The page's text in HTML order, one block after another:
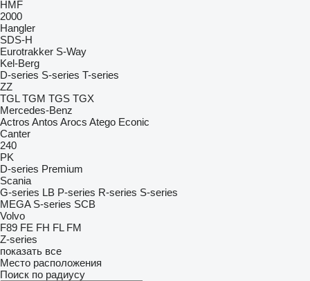
HMF
2000
Hangler
SDS-H
Eurotrakker S-Way
Kel-Berg
D-series S-series T-series
ZZ
TGL TGM TGS TGX
Mercedes-Benz
Actros Antos Arocs Atego Econic
Canter
240
PK
D-series Premium
Scania
G-series LB P-series R-series S-series
MEGA S-series SCB
Volvo
F89 FE FH FL FM
Z-series
показать все
Место расположения
Поиск по радиусу